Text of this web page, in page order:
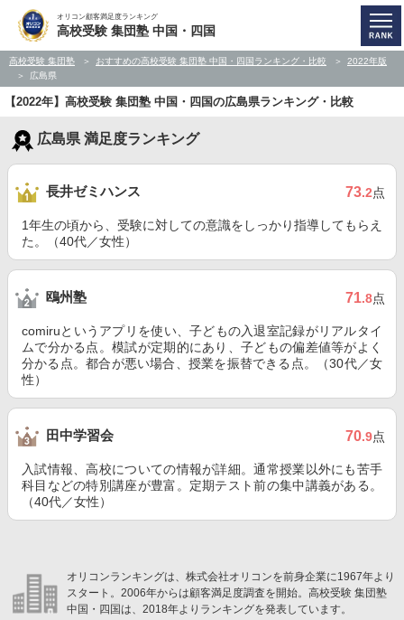
オリコン顧客満足度ランキング
高校受験 集団塾 中国・四国
高校受験 集団塾 おすすめの高校受験 集団塾 中国・四国ランキング・比較
2022年版
広島県
【2022年】高校受験 集団塾 中国・四国の広島県ランキング・比較
広島県 満足度ランキング
長井ゼミハンス 73.2点
1年生の頃から、受験に対しての意識をしっかり指導してもらえ
た。（40代／女性）
鴎州塾 71.8点
comiruというアプリを使い、子どもの入退室記録がリアルタイ
ムで分かる点。模試が定期的にあり、子どもの偏差値等がよく
分かる点。都合が悪い場合、授業を振替できる点。（30代／女
性）
田中学習会 70.9点
入試情報、高校についての情報が詳細。通常授業以外にも苦手
科目などの特別講座が豊富。定期テスト前の集中講義がある。
（40代／女性）
オリコンランキングは、株式会社オリコンを前身企業に1967年より
スタート。2006年からは顧客満足度調査を開始。高校受験 集団塾
中国・四国は、2018年よりランキングを発表しています。